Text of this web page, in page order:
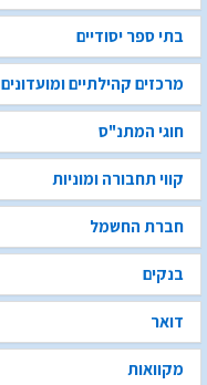
בתי ספר יסודיים
מרכזים קהילתיים ומועדונים
חוגי המתנ"ס
קווי תחבורה ומוניות
חברת החשמל
בנקים
דואר
מקוואות